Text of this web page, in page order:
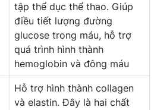
tập thể dục thể thao. Giúp
điều tiết lượng đường
glucose trong máu, hỗ trợ
quá trình hình thành
hemoglobin và đông máu
Hỗ trợ hình thành collagen
và elastin. Đây là hai chất